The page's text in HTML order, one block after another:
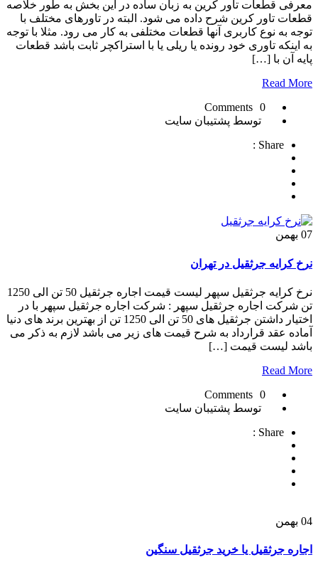
معرفی قطعات تاور کرین به زبان ساده در این بخش به طور خلاصه
قطعات تاور کرین شرح داده می شود. البته در تاورهای مختلف با
توجه به نوع کاربری آنها قطعات مختلفی به کار می رود. مثلا با توجه
به اینکه تاوری خود رونده یا ریلی یا با استراکچر ثابت باشد قطعات
پایه آن با […]
Read More
0 Comments
توسط پشتیبان سایت
Share :
07 بهمن
نرخ کرایه جرثقیل در تهران
نرخ کرایه جرثقیل سپهر لیست قیمت اجاره جرثقیل 50 تن الی 1250
تن شرکت اجاره جرثقیل سپهر : شرکت اجاره جرثقیل سپهر با در
اختیار داشتن جرثقیل های 50 تن الی 1250 تن از بهترین برند های دنیا
آماده عقد قرارداد به شرح قیمت های زیر می باشد لازم به ذکر می
باشد لیست قیمت […]
Read More
0 Comments
توسط پشتیبان سایت
Share :
04 بهمن
اجاره جرثقیل یا خرید جرثقیل سنگین